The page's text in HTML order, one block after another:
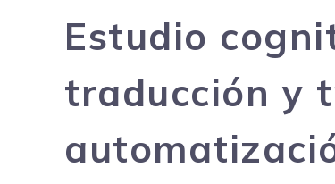
Estudio
traducción y